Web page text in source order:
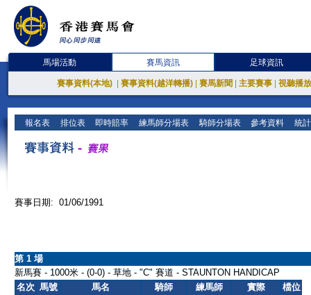
馬場活動 賽馬資訊 足球資訊
賽事資料(本地) 賽事資料(越洋轉播) 賽馬新聞 主要賽事 視聽播
報名表 排位表 即時賠率 練馬師分場表 騎師分場表 參考資料 統
賽事日期: 01/06/1991
第 1 場
新馬賽 - 1000米 - (0-0) - 草地 - "C" 賽道 - STAUNTON HANDICAP
名次 馬號 馬名 騎師 練馬師
實際
檔位